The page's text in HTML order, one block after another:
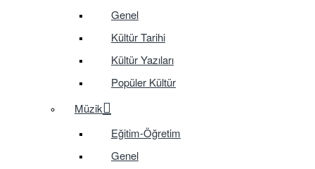
Genel
Kültür Tarihi
Kültür Yazıları
Popüler Kültür
Müzik
Eğitim-Öğretim
Genel